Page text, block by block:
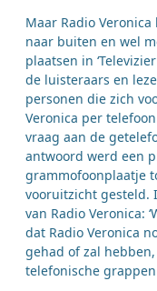
Maar Radio
naar buiten en wel
plaatsen in
de luisteraars en
personen die zich
Veronica per
vraag aan de
antwoord werd een
grammofoonplaatje
vooruitzicht gesteld.
van Radio Veronica:
dat Radio Veronica
gehad of zal
telefonische grappen